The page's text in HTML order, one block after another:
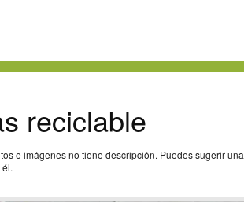
reciclable
e imágenes no tiene descripción. Puedes sugerir una